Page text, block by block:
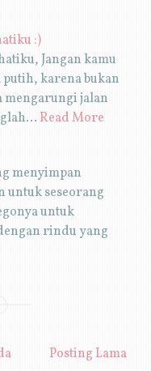
:)
Jangan kamu
karena bukan
mengarungi jalan
Read More
menyimpan
untuk seseorang
untuk
rindu yang
Posting Lama